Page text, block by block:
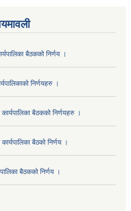
बैठकको निर्णय ।
निर्णयहरु ।
बैठकको निर्णयहरु ।
बैठको निर्णय ।
बैठकको निर्णय ।